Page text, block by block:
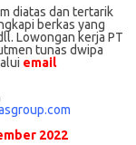
dіаtаѕ dan tertarik
bеrkаѕ yang
Lowongan kerja PT
tunas dwipa
email
2022